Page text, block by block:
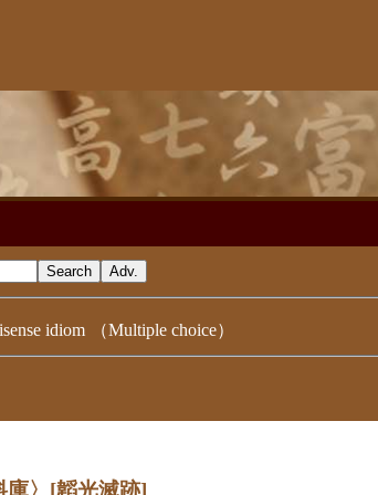
idiom （Multiple choice）
〉 [韜光滅跡]